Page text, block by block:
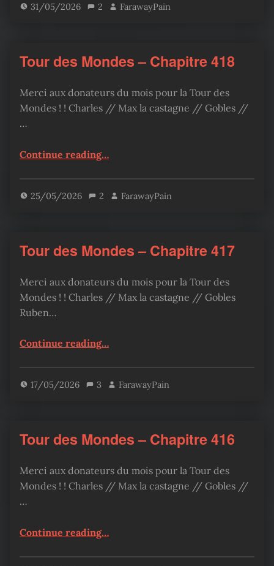
31/05/2026 2 FarawayPain
Tour des Mondes – Chapitre 418
Merci aux donateurs du mois pour la Tour des
Mondes ! ! Charles // Max la castagne // Gobles //
…
Continue reading“Tour des Mondes – Chapitre 418”
…
25/05/2026 2 FarawayPain
Tour des Mondes – Chapitre 417
Merci aux donateurs du mois pour la Tour des
Mondes ! ! Charles // Max la castagne // Gobles
Ruben…
Continue reading“Tour des Mondes – Chapitre 417”
…
17/05/2026 3 FarawayPain
Tour des Mondes – Chapitre 416
Merci aux donateurs du mois pour la Tour des
Mondes ! ! Charles // Max la castagne // Gobles //
…
Continue reading“Tour des Mondes – Chapitre 416”
…